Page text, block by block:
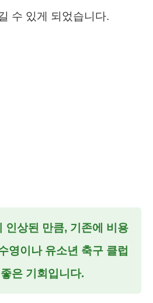
수 있게 되었습니다.
인상된 만큼, 기존에 비용
영이나 유소년 축구 클럽
은 기회입니다.